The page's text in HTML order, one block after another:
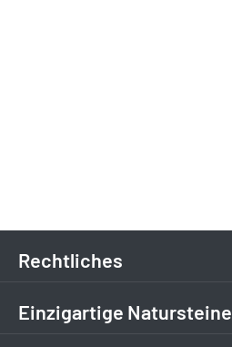
Rechtliches
Einzigartige Natursteine